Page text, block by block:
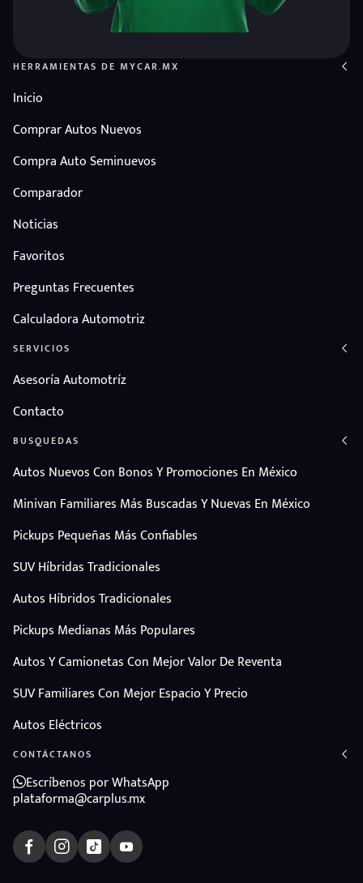
HERRAMIENTAS DE MYCAR.MX
Inicio
Comprar Autos Nuevos
Compra Auto Seminuevos
Comparador
Noticias
Favoritos
Preguntas Frecuentes
Calculadora Automotriz
SERVICIOS
Asesoría Automotríz
Contacto
BUSQUEDAS
Autos Nuevos Con Bonos Y Promociones En México
Minivan Familiares Más Buscadas Y Nuevas En México
Pickups Pequeñas Más Confiables
SUV Híbridas Tradicionales
Autos Híbridos Tradicionales
Pickups Medianas Más Populares
Autos Y Camionetas Con Mejor Valor De Reventa
SUV Familiares Con Mejor Espacio Y Precio
Autos Eléctricos
CONTÁCTANOS
Escríbenos por WhatsApp
plataforma@carplus.mx